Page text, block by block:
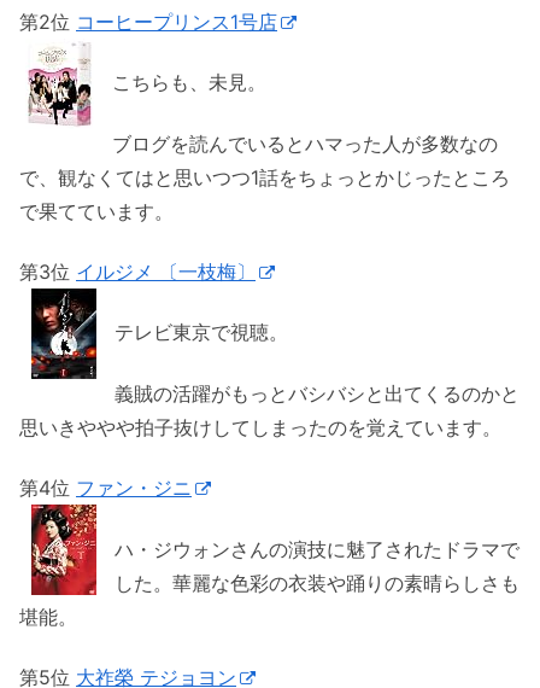
第2位 コーヒープリンス1号店
こちらも、未見。
ブログを読んでいるとハマった人が多数なの
で、観なくてはと思いつつ1話をちょっとかじったところ
で果てています。
第3位 イルジメ 〔一枝梅〕
テレビ東京で視聴。
義賊の活躍がもっとバシバシと出てくるのかと
思いきややや拍子抜けしてしまったのを覚えています。
第4位 ファン・ジニ
ハ・ジウォンさんの演技に魅了されたドラマで
した。華麗な色彩の衣装や踊りの素晴らしさも
堪能。
第5位 大祚榮 テジョヨン